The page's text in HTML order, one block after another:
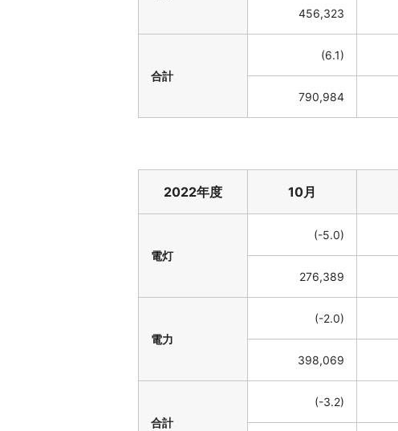
456,323
合計
(6.1)
790,984
2022年度 10月
電灯
(-5.0)
276,389
電力
(-2.0)
398,069
合計
(-3.2)